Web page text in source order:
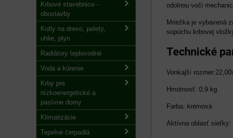
odolnou voči
Mriežka je vybavená
sopúchu krbovej
Technické
Vonkajší
Hmotnosť: 0,9 kg
Farba: krémová
Aktívna oblasť sieťky:
Krbové stavebnice -
obostavby
Kotly na drevo, pelety,
uhlie, plyn
Radiátory teplovodné
Voda a kúrenie
Krby pre
nízkoenergetické a
pasívne domy
Klimatizácie
Tepelné čerpadlá